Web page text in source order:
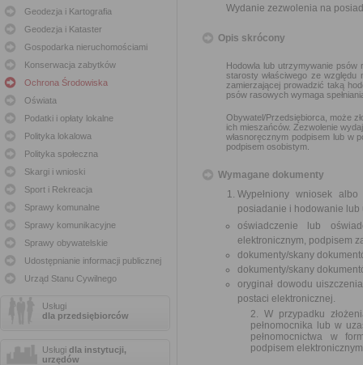
Geodezja i Kartografia
Geodezja i Kataster
Gospodarka nieruchomościami
Konserwacja zabytków
Ochrona Środowiska
Oświata
Podatki i opłaty lokalne
Polityka lokalowa
Polityka społeczna
Skargi i wnioski
Sport i Rekreacja
Sprawy komunalne
Sprawy komunikacyjne
Sprawy obywatelskie
Udostępnianie informacji publicznej
Urząd Stanu Cywilnego
Usługi
dla przedsiębiorców
Usługi dla instytucji,
urzędów
Wydanie zezwolenia na
Opis skrócony
Hodowla lub utrzymywanie
starosty właściwego ze
zamierzającej prowadzić taką
psów rasowych wymaga
Obywatel/Przedsiębiorca, może
ich mieszańców. Zezwolenie
własnoręcznym podpisem lub w
podpisem osobistym.
Wymagane dokumenty
Wypełniony wniosek
posiadanie i hodowanie lub
oświadczenie lub
elektronicznym, podpisem
dokumenty/skany
dokumenty/skany
oryginał dowodu
postaci elektronicznej.
2. W przypadku
pełnomocnika lub w
pełnomocnictwa w
podpisem